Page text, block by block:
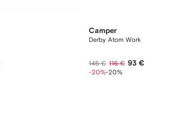
Camper
Derby Atom Work
145 € 116 € 93 €
-20%-20%